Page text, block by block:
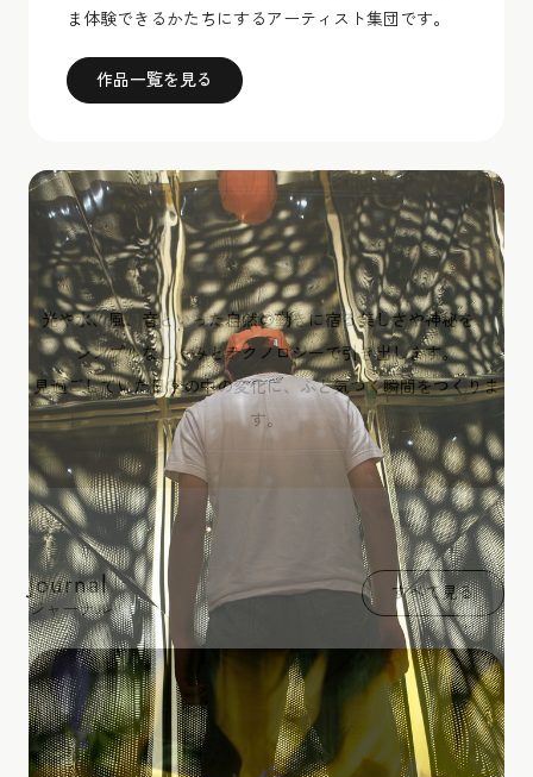
ま体験できるかたちにするアーティスト集団です。
作品一覧を見る
光や水、風、音といった自然の動きに宿る美しさや神秘を、
シンプルなしくみとテクノロジーで引き出します。
見過ごしていた日常の中の変化に、ふと気づく瞬間をつくりま
す。
Journal
ジャーナル
すべて見る